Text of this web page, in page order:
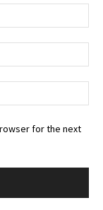
for the next